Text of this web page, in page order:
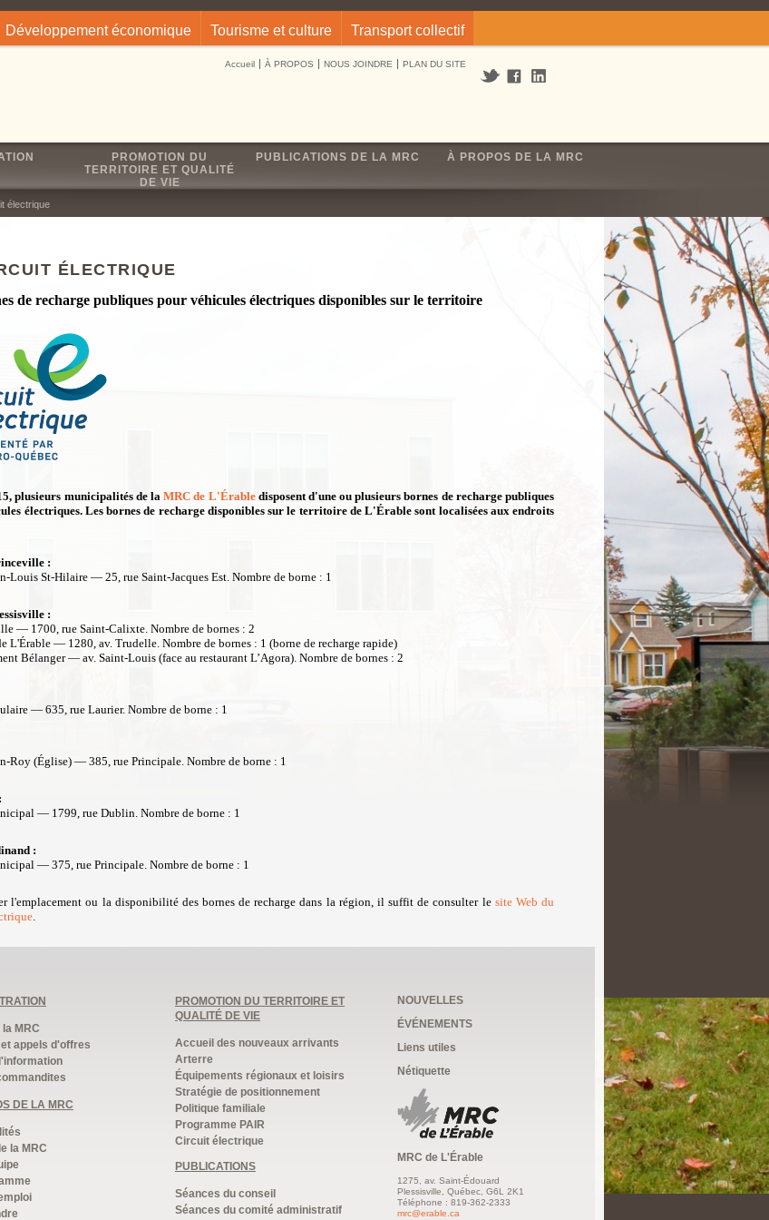
Développement économique Tourisme et culture Transport collectif
Accueil À PROPOS NOUS JOINDRE PLAN DU SITE
PROMOTION DU
TERRITOIRE ET QUALITÉ
DE VIE
PUBLICATIONS DE LA MRC À PROPOS DE LA MRC
électrique
ÉLECTRIQUE
de recharge publiques pour véhicules électriques disponibles sur le territoire
plusieurs municipalités de laMRC de L'Érabledisposent d'une ou plusieurs bornes de recharge publiques
électriques. Les bornes de recharge disponibles sur le territoire de L'Érable sont localisées aux endroits
:
Louis St-Hilaire — 25, rue Saint-Jacques Est. Nombre de borne : 1
:
— 1700, rue Saint-Calixte. Nombre de bornes : 2
L'Érable — 1280, av. Trudelle. Nombre de bornes : 1 (borne de recharge rapide)
Bélanger — av. Saint-Louis (face au restaurant L’Agora). Nombre de bornes : 2
— 635, rue Laurier. Nombre de borne : 1
Roy (Église) — 385, rue Principale. Nombre de borne : 1
— 1799, rue Dublin. Nombre de borne : 1
:
— 375, rue Principale. Nombre de borne : 1
l'emplacement ou la disponibilité des bornes de recharge dans la région, il suffit de consulter le site Web du
.
la MRC
appels d'offres
DE LA MRC
la MRC
PROMOTION DU TERRITOIRE ET
QUALITÉ DE VIE
Accueil des nouveaux arrivants
Arterre
Équipements régionaux et loisirs
Stratégie de positionnement
Politique familiale
Programme PAIR
Circuit électrique
PUBLICATIONS
Séances du conseil
Séances du comité administratif
NOUVELLES
ÉVÉNEMENTS
Liens utiles
Nétiquette
MRC de L'Érable
1275, av. Saint-Édouard
Plessisville, Québec, G6L 2K1
Téléphone : 819-362-2333
mrc@erable.ca